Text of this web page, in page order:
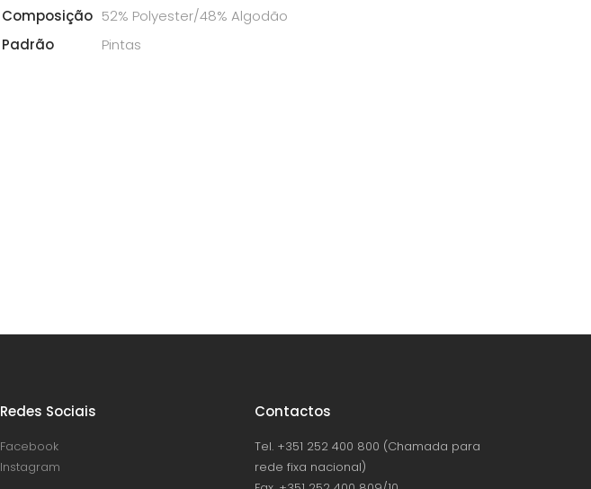
Composição 52% Polyester/48% Algodão
Padrão
Pintas
Redes Sociais
Facebook
Instagram
Contactos
Tel. +351 252 400 800 (Chamada para
rede fixa nacional)